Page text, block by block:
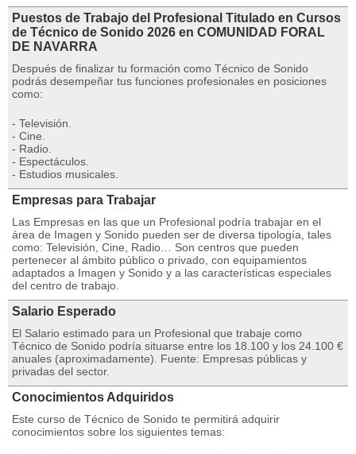
Puestos de Trabajo del Profesional Titulado en Cursos
de Técnico de Sonido 2026 en COMUNIDAD FORAL
DE NAVARRA
Después de finalizar tu formación como Técnico de Sonido
podrás desempeñar tus funciones profesionales en posiciones
como:
- Televisión.
- Cine.
- Radio.
- Espectáculos.
- Estudios musicales.
Empresas para Trabajar
Las Empresas en las que un Profesional podría trabajar en el
área de Imagen y Sonido pueden ser de diversa tipología, tales
como: Televisión, Cine, Radio… Son centros que pueden
pertenecer al ámbito público o privado, con equipamientos
adaptados a Imagen y Sonido y a las características especiales
del centro de trabajo.
Salario Esperado
El Salario estimado para un Profesional que trabaje como
Técnico de Sonido podría situarse entre los 18.100 y los 24.100 €
anuales (aproximadamente). Fuente: Empresas públicas y
privadas del sector.
Conocimientos Adquiridos
Este curso de Técnico de Sonido te permitirá adquirir
conocimientos sobre los siguientes temas: